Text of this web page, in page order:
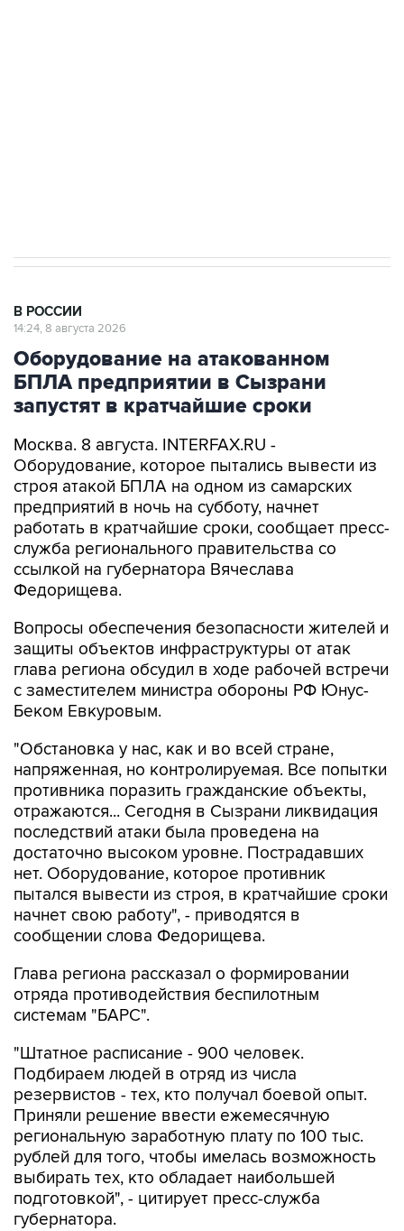
В РОССИИ
14:24, 8 августа 2026
Оборудование на атакованном
БПЛА предприятии в Сызрани
запустят в кратчайшие сроки
Москва. 8 августа. INTERFAX.RU -
Оборудование, которое пытались вывести из
строя атакой БПЛА на одном из самарских
предприятий в ночь на субботу, начнет
работать в кратчайшие сроки, сообщает пресс-
служба регионального правительства со
ссылкой на губернатора Вячеслава
Федорищева.
Вопросы обеспечения безопасности жителей и
защиты объектов инфраструктуры от атак
глава региона обсудил в ходе рабочей встречи
с заместителем министра обороны РФ Юнус-
Беком Евкуровым.
"Обстановка у нас, как и во всей стране,
напряженная, но контролируемая. Все попытки
противника поразить гражданские объекты,
отражаются... Сегодня в Сызрани ликвидация
последствий атаки была проведена на
достаточно высоком уровне. Пострадавших
нет. Оборудование, которое противник
пытался вывести из строя, в кратчайшие сроки
начнет свою работу", - приводятся в
сообщении слова Федорищева.
Глава региона рассказал о формировании
отряда противодействия беспилотным
системам "БАРС".
"Штатное расписание - 900 человек.
Подбираем людей в отряд из числа
резервистов - тех, кто получал боевой опыт.
Приняли решение ввести ежемесячную
региональную заработную плату по 100 тыс.
рублей для того, чтобы имелась возможность
выбирать тех, кто обладает наибольшей
подготовкой", - цитирует пресс-служба
губернатора.